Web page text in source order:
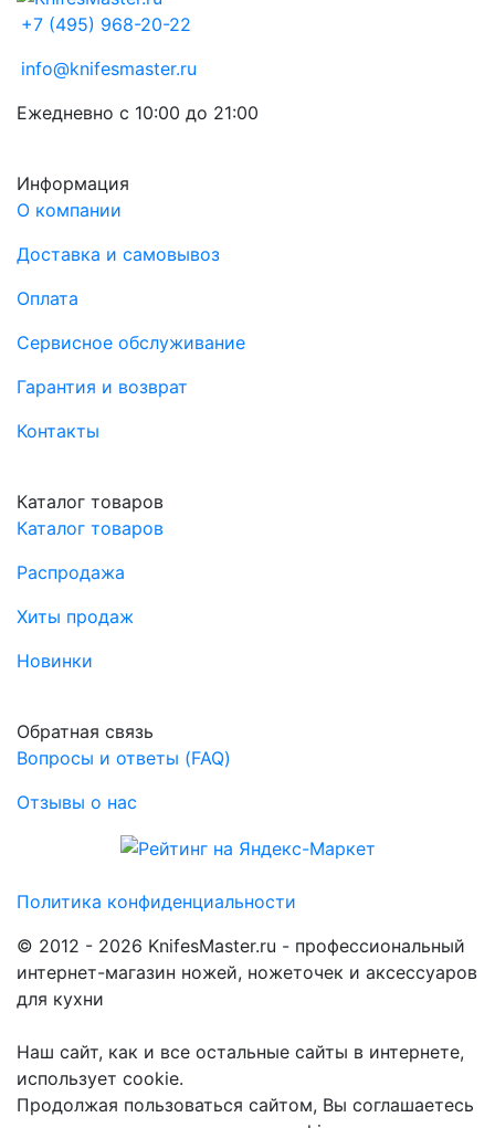
+7 (495) 968-20-22
info@knifesmaster.ru
Ежедневно с 10:00 до 21:00
Информация
О компании
Доставка и самовывоз
Оплата
Сервисное обслуживание
Гарантия и возврат
Контакты
Каталог товаров
Каталог товаров
Распродажа
Хиты продаж
Новинки
Обратная связь
Вопросы и ответы (FAQ)
Отзывы о нас
Политика конфиденциальности
© 2012 - 2026 KnifesMaster.ru - профессиональный
интернет-магазин ножей, ножеточек и аксессуаров
для кухни
Наш сайт, как и все остальные сайты в интернете,
использует cookie.
Продолжая пользоваться сайтом, Вы соглашаетесь